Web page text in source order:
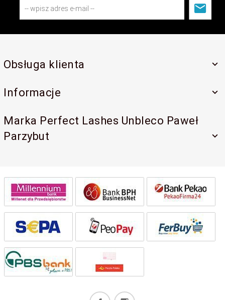
Obsługa klienta
Informacje
Marka Perfect Lashes Unbleco Paweł
Parzybut
kontakt@perfectlashes-academy.pl